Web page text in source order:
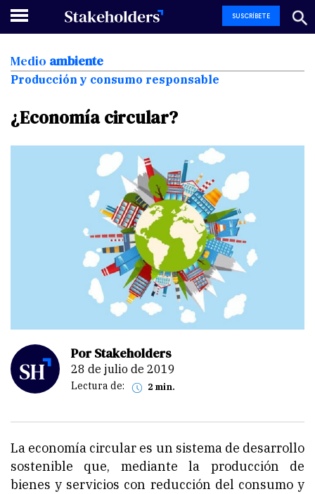
SUSCRÍBETE
Medio ambiente
Producción y consumo responsable
¿Economía circular?
Por Stakeholders
28 de julio de 2019
Lectura de: 2 min.
La economía circular es un sistema de desarrollo
sostenible que, mediante la producción de
bienes y servicios con reducción del consumo y